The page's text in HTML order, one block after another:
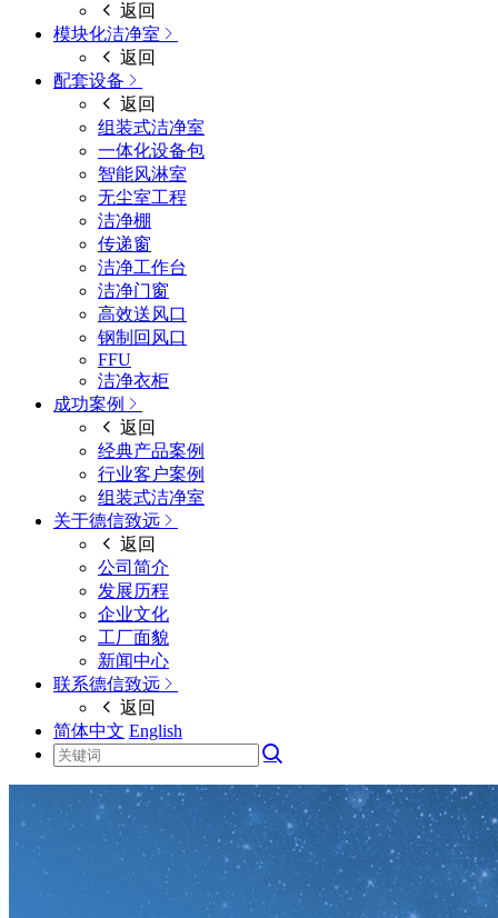
返回
模块化洁净室
返回
配套设备
返回
组装式洁净室
一体化设备包
智能风淋室
无尘室工程
洁净棚
传递窗
洁净工作台
洁净门窗
高效送风口
钢制回风口
FFU
洁净衣柜
成功案例
返回
经典产品案例
行业客户案例
组装式洁净室
关于德信致远
返回
公司简介
发展历程
企业文化
工厂面貌
新闻中心
联系德信致远
返回
简体中文 English